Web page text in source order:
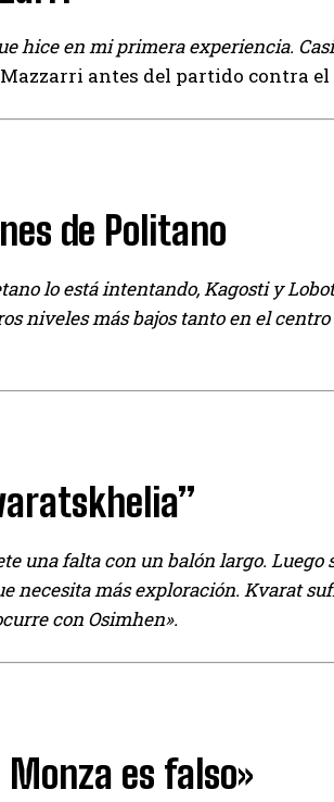
hice en mi primera experiencia.
antes del partido contra
de Politano
lo está intentando, Kagosti y
niveles más bajos tanto en el
una falta con un balón largo.
necesita más exploración. Kvarat
con Osimhen».
es falso»